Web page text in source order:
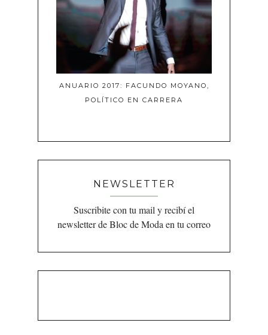
ANUARIO 2017: FACUNDO MOYANO,
POLÍTICO EN CARRERA
NEWSLETTER
Suscribite con tu mail y recibí el
newsletter de Bloc de Moda en tu correo